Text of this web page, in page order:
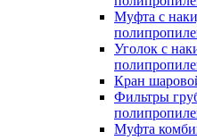
Муфта с
Уголок с
Кран
Фильтры
Муфта